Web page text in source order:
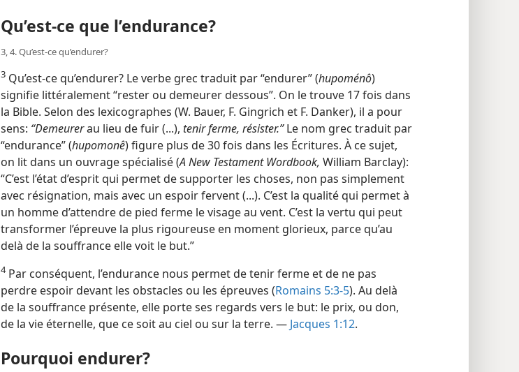
Qu’est-​ce que l’endurance?
3, 4. Qu’est-​ce qu’endurer?
3 Qu’est-​ce qu’endurer? Le verbe grec traduit par “endurer” (hupoménô)
signifie littéralement “rester ou demeurer dessous”. On le trouve 17 fois dans
la Bible. Selon des lexicographes (W. Bauer, F. Gingrich et F. Danker), il a pour
sens: “Demeurerau lieu de fuir (...), tenir ferme, résister.”Le nom grec traduit par
“endurance” (hupomonê) figure plus de 30 fois dans les Écritures. À ce sujet,
on lit dans un ouvrage spécialisé (A New Testament Wordbook, William Barclay):
“C’est l’état d’esprit qui permet de supporter les choses, non pas simplement
avec résignation, mais avec un espoir fervent (...). C’est la qualité qui permet à
un homme d’attendre de pied ferme le visage au vent. C’est la vertu qui peut
transformer l’épreuve la plus rigoureuse en moment glorieux, parce qu’au
delà de la souffrance elle voit le but.”
4Par conséquent, l’endurance nous permet de tenir ferme et de ne pas
perdre espoir devant les obstacles ou les épreuves (Romains 5:3-5). Au delà
de la souffrance présente, elle porte ses regards vers le but: le prix, ou don,
de la vie éternelle, que ce soit au ciel ou sur la terre. — Jacques 1:12.
Pourquoi endurer?